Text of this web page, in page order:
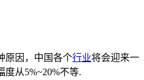
原因，中国各个行业将会迎来一
从5%~20%不等.